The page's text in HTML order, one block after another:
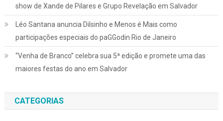
show de Xande de Pilares e Grupo Revelação em Salvador
Léo Santana anuncia Dilsinho e Menos é Mais como
participações especiais do paGGodin Rio de Janeiro
“Venha de Branco” celebra sua 5ª edição e promete uma das
maiores festas do ano em Salvador
CATEGORIAS